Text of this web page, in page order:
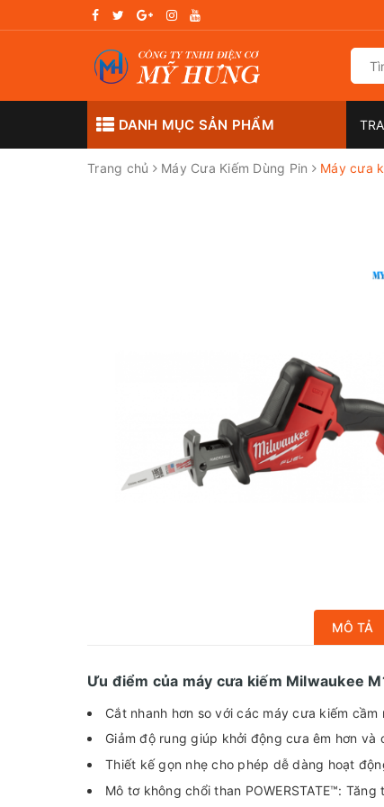
DANH MỤC SẢN PHẨM
Trang chủ Máy Cưa Kiếm Dùng Pin Máy cưa
MÔ TẢ
Ưu điểm của máy cưa kiếm Milwaukee
Cắt nhanh hơn so với các máy cưa kiếm
Giảm độ rung giúp khởi động cưa êm hơn
Thiết kế gọn nhẹ cho phép dễ dàng hoạt
Mô tơ không chổi than POWERSTATE™: